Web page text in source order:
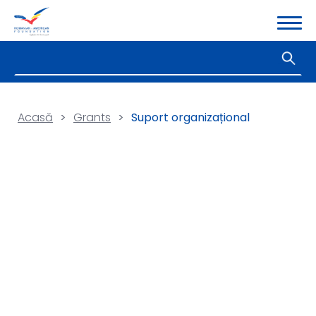
Acasă > Grants > Suport organizațional